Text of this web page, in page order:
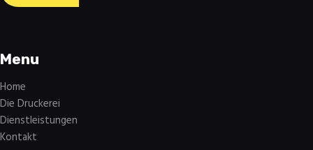
Menu
Home
Die Druckerei
Dienstleistungen
Kontakt